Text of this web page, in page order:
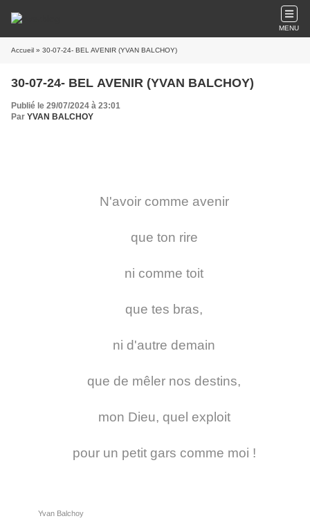
MENU
Accueil » 30-07-24- BEL AVENIR (YVAN BALCHOY)
30-07-24- BEL AVENIR (YVAN BALCHOY)
Publié le 29/07/2024 à 23:01
Par YVAN BALCHOY
N'avoir comme avenir
que ton rire
ni comme toit
que tes bras,
ni d'autre demain
que de mêler nos destins,
mon Dieu, quel exploit
pour un petit gars comme moi !
Yvan Balchoy